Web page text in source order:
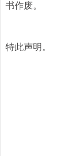
书作废。
特此声明。